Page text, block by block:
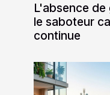
L'absence
le saboteur
continue